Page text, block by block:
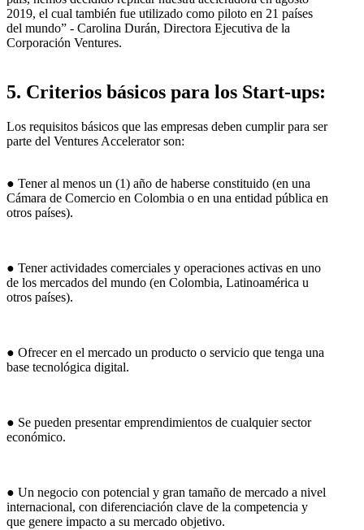
2019, el cual también fue utilizado como piloto en 21 países
del mundo” - Carolina Durán, Directora Ejecutiva de la
Corporación Ventures.
5. Criterios básicos para los Start-ups:
Los requisitos básicos que las empresas deben cumplir para ser
parte del Ventures Accelerator son:
● Tener al menos un (1) año de haberse constituido (en una
Cámara de Comercio en Colombia o en una entidad pública en
otros países).
● Tener actividades comerciales y operaciones activas en uno
de los mercados del mundo (en Colombia, Latinoamérica u
otros países).
● Ofrecer en el mercado un producto o servicio que tenga una
base tecnológica digital.
● Se pueden presentar emprendimientos de cualquier sector
económico.
● Un negocio con potencial y gran tamaño de mercado a nivel
internacional, con diferenciación clave de la competencia y
que genere impacto a su mercado objetivo.